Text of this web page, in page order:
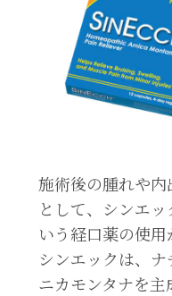
施術後の腫れや
として、シンエ
いう経口薬の使用
シンエックは、
ニカモンタナを